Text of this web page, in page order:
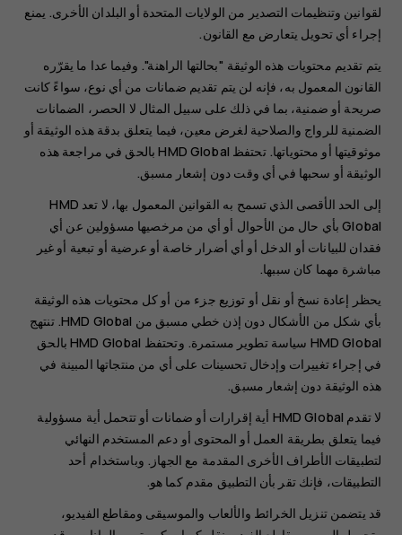
لقوانين وتنظيمات التصدير من الولايات المتحدة أو البلدان الأخرى. يمنع
إجراء أي تحويل يتعارض مع القانون.
يتم تقديم محتويات هذه الوثيقة "بحالتها الراهنة". وفيما عدا ما يقرّره
القانون المعمول به، فإنه لن يتم تقديم ضمانات من أي نوع، سواءً كانت
صريحة أو ضمنية، بما في ذلك على سبيل المثال لا الحصر، الضمانات
الضمنية للرواج والصلاحية لغرض معين، فيما يتعلق بدقة هذه الوثيقة أو
موثوقيتها أو محتوياتها. تحتفظ HMD Global بالحق في مراجعة هذه
الوثيقة أو سحبها في أي وقت دون إشعار مسبق.
إلى الحد الأقصى الذي تسمح به القوانين المعمول بها، لا تعد HMD
Global بأي حال من الأحوال أو أي من مرخصيها مسؤولين عن أي
فقدان للبيانات أو الدخل أو أي أضرار خاصة أو عرضية أو تبعية أو غير
مباشرة مهما كان سببها.
يحظر إعادة نسخ أو نقل أو توزيع جزء من أو كل محتويات هذه الوثيقة
بأي شكل من الأشكال دون إذن خطي مسبق من HMD Global. تنتهج
HMD Global سياسة تطوير مستمرة. وتحتفظ HMD Global بالحق
في إجراء تغييرات وإدخال تحسينات على أي من منتجاتها المبينة في
هذه الوثيقة دون إشعار مسبق.
لا تقدم HMD Global أية إقرارات أو ضمانات أو تتحمل أية مسؤولية
فيما يتعلق بطريقة العمل أو المحتوى أو دعم المستخدم النهائي
لتطبيقات الأطراف الأخرى المقدمة مع الجهاز. وباستخدام أحد
التطبيقات، فإنك تقر بأن التطبيق مقدم كما هو.
قد يتضمن تنزيل الخرائط والألعاب والموسيقى ومقاطع الفيديو،